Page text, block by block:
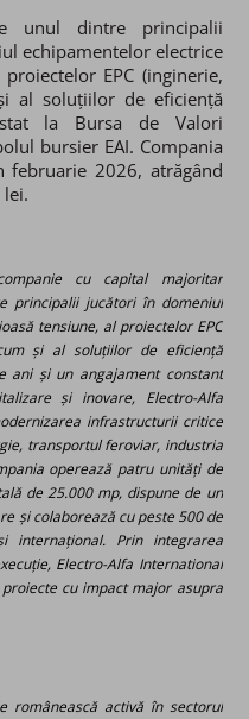
unul dintre principalii
echipamentelor electrice
EPC (inginerie,
al soluțiilor de eficiență
la Bursa de Valori
bursier EAI. Compania
februarie 2026, atrăgând
cu capital majoritar
principalii jucători în domeniul
tensiune, al proiectelor EPC
și al soluțiilor de eficiență
ani și un angajament constant
și inovare, Electro-Alfa
infrastructurii critice
transportul feroviar, industria
operează patru unități de
de 25.000 mp, dispune de un
și colaborează cu peste 500 de
Prin integrarea
Electro-Alfa International
cu impact major asupra
românească activă în sectorul